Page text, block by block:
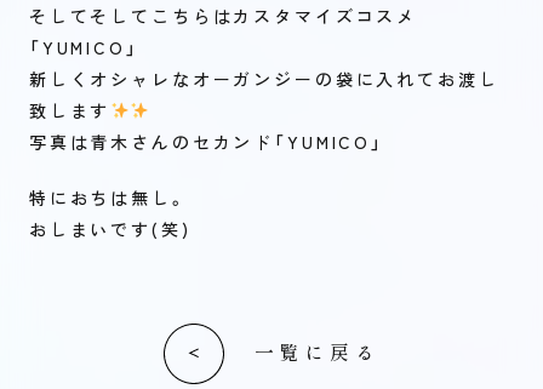
そしてそしてこちらはカスタマイズコスメ
「YUMlCO」
新しくオシャレなオーガンジーの袋に入れてお渡し
致します
写真は青木さんのセカンド「YUMlCO」
特におちは無し。
おしまいです(笑)
一覧に戻る